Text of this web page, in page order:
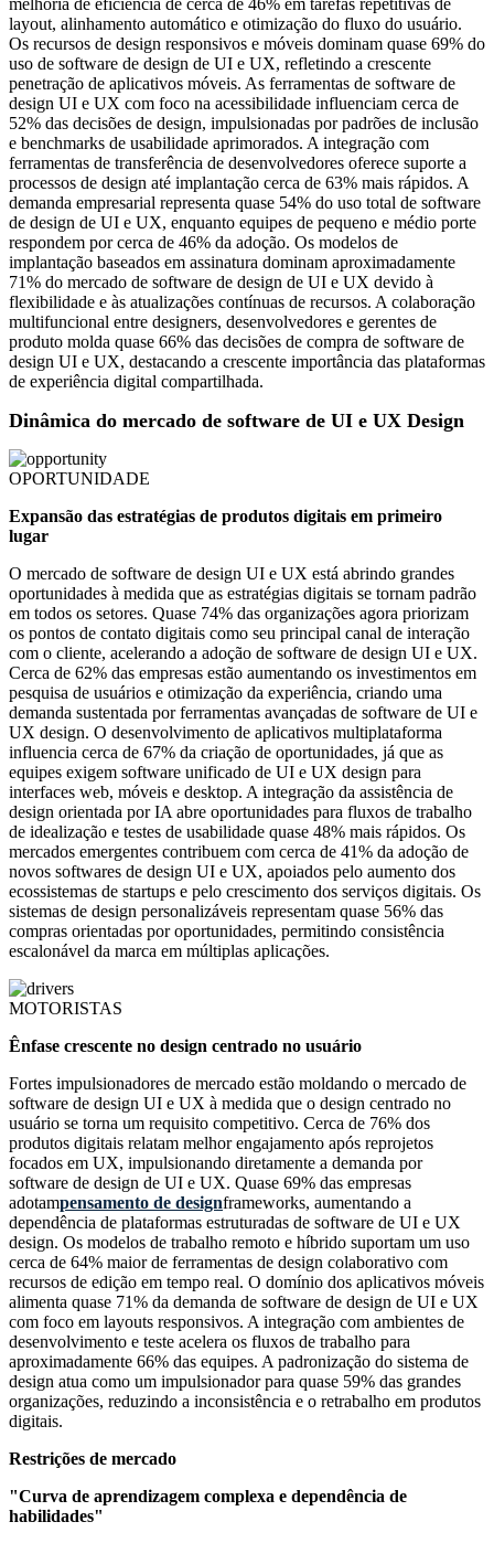
melhoria de eficiência de cerca de 46% em tarefas repetitivas de
layout, alinhamento automático e otimização do fluxo do usuário.
Os recursos de design responsivos e móveis dominam quase 69% do
uso de software de design de UI e UX, refletindo a crescente
penetração de aplicativos móveis. As ferramentas de software de
design UI e UX com foco na acessibilidade influenciam cerca de
52% das decisões de design, impulsionadas por padrões de inclusão
e benchmarks de usabilidade aprimorados. A integração com
ferramentas de transferência de desenvolvedores oferece suporte a
processos de design até implantação cerca de 63% mais rápidos. A
demanda empresarial representa quase 54% do uso total de software
de design de UI e UX, enquanto equipes de pequeno e médio porte
respondem por cerca de 46% da adoção. Os modelos de
implantação baseados em assinatura dominam aproximadamente
71% do mercado de software de design de UI e UX devido à
flexibilidade e às atualizações contínuas de recursos. A colaboração
multifuncional entre designers, desenvolvedores e gerentes de
produto molda quase 66% das decisões de compra de software de
design UI e UX, destacando a crescente importância das plataformas
de experiência digital compartilhada.
Dinâmica do mercado de software de UI e UX Design
OPORTUNIDADE
Expansão das estratégias de produtos digitais em primeiro
lugar
O mercado de software de design UI e UX está abrindo grandes
oportunidades à medida que as estratégias digitais se tornam padrão
em todos os setores. Quase 74% das organizações agora priorizam
os pontos de contato digitais como seu principal canal de interação
com o cliente, acelerando a adoção de software de design UI e UX.
Cerca de 62% das empresas estão aumentando os investimentos em
pesquisa de usuários e otimização da experiência, criando uma
demanda sustentada por ferramentas avançadas de software de UI e
UX design. O desenvolvimento de aplicativos multiplataforma
influencia cerca de 67% da criação de oportunidades, já que as
equipes exigem software unificado de UI e UX design para
interfaces web, móveis e desktop. A integração da assistência de
design orientada por IA abre oportunidades para fluxos de trabalho
de idealização e testes de usabilidade quase 48% mais rápidos. Os
mercados emergentes contribuem com cerca de 41% da adoção de
novos softwares de design UI e UX, apoiados pelo aumento dos
ecossistemas de startups e pelo crescimento dos serviços digitais. Os
sistemas de design personalizáveis ​​representam quase 56% das
compras orientadas por oportunidades, permitindo consistência
escalonável da marca em múltiplas aplicações.
MOTORISTAS
Ênfase crescente no design centrado no usuário
Fortes impulsionadores de mercado estão moldando o mercado de
software de design UI e UX à medida que o design centrado no
usuário se torna um requisito competitivo. Cerca de 76% dos
produtos digitais relatam melhor engajamento após reprojetos
focados em UX, impulsionando diretamente a demanda por
software de design de UI e UX. Quase 69% das empresas
adotampensamento de designframeworks, aumentando a
dependência de plataformas estruturadas de software de UI e UX
design. Os modelos de trabalho remoto e híbrido suportam um uso
cerca de 64% maior de ferramentas de design colaborativo com
recursos de edição em tempo real. O domínio dos aplicativos móveis
alimenta quase 71% da demanda de software de design de UI e UX
com foco em layouts responsivos. A integração com ambientes de
desenvolvimento e teste acelera os fluxos de trabalho para
aproximadamente 66% das equipes. A padronização do sistema de
design atua como um impulsionador para quase 59% das grandes
organizações, reduzindo a inconsistência e o retrabalho em produtos
digitais.
Restrições de mercado
"Curva de aprendizagem complexa e dependência de
habilidades"